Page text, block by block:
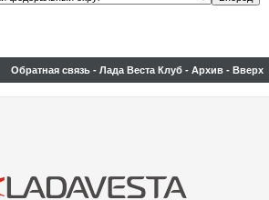
Обратная связь - Лада Веста Клуб - Архив - Вверх